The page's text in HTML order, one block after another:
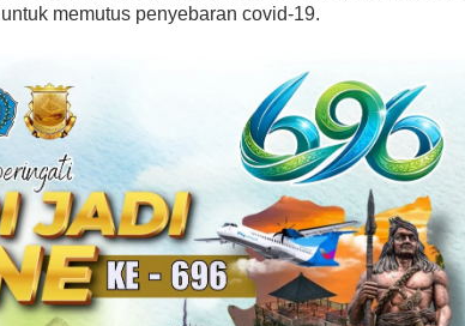
memutus penyebaran covid-19.